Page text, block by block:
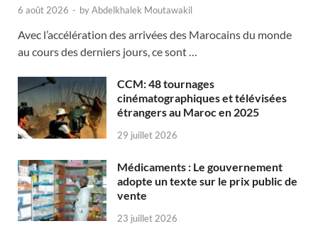
6 août 2026 - byAbdelkhalek Moutawakil
Avec l’accélération des arrivées des Marocains du monde
au cours des derniers jours, ce sont …
CCM: 48 tournages
cinématographiques et télévisées
étrangers au Maroc en 2025
29 juillet 2026
Médicaments : Le gouvernement
adopte un texte sur le prix public de
vente
23 juillet 2026